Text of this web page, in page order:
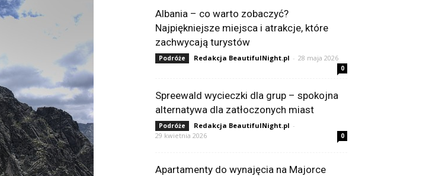
Albania – co warto zobaczyć?
Najpiękniejsze miejsca i atrakcje, które
zachwycają turystów
Podróże Redakcja BeautifulNight.pl - 28 maja 2026
0
Spreewald wycieczki dla grup – spokojna
alternatywa dla zatłoczonych miast
Podróże Redakcja BeautifulNight.pl -
29 kwietnia 2026
0
Apartamenty do wynajęcia na Majorce